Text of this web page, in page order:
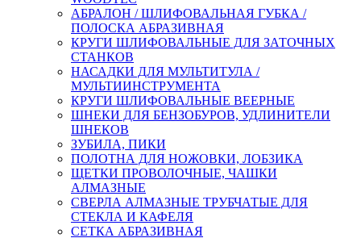
АБРАЛОН / ШЛИФОВАЛЬНАЯ ГУБКА /
ПОЛОСКА АБРАЗИВНАЯ
КРУГИ ШЛИФОВАЛЬНЫЕ ДЛЯ ЗАТОЧНЫХ
СТАНКОВ
НАСАДКИ ДЛЯ МУЛЬТИТУЛА /
МУЛЬТИИНСТРУМЕНТА
КРУГИ ШЛИФОВАЛЬНЫЕ ВЕЕРНЫЕ
ШНЕКИ ДЛЯ БЕНЗОБУРОВ, УДЛИНИТЕЛИ
ШНЕКОВ
ЗУБИЛА, ПИКИ
ПОЛОТНА ДЛЯ НОЖОВКИ, ЛОБЗИКА
ЩЕТКИ ПРОВОЛОЧНЫЕ, ЧАШКИ
АЛМАЗНЫЕ
СВЕРЛА АЛМАЗНЫЕ ТРУБЧАТЫЕ ДЛЯ
СТЕКЛА И КАФЕЛЯ
СЕТКА АБРАЗИВНАЯ